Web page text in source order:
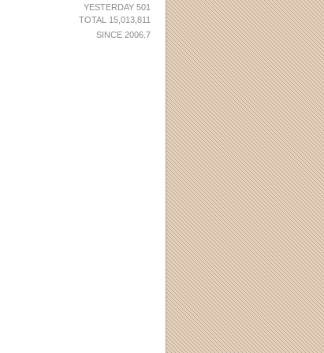
YESTERDAY 501
TOTAL 15,013,811
SINCE 2006.7